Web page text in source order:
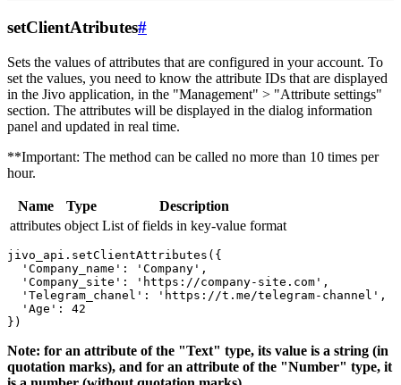
setClientAtributes#
Sets the values ​​of attributes that are configured in your account. To
set the values, you need to know the attribute IDs that are displayed
in the Jivo application, in the "Management" > "Attribute settings"
section. The attributes will be displayed in the dialog information
panel and updated in real time.
**Important: The method can be called no more than 10 times per
hour.
Name Type
Description
attributes object List of fields in key-value format
jivo_api.setClientAttributes({
  'Company_name': 'Company',
  'Company_site': 'https://company-site.com',
  'Telegram_chanel': 'https://t.me/telegram-channel',
  'Age': 42
Note: for an attribute of the "Text" type, its value is a string (in
quotation marks), and for an attribute of the "Number" type, it